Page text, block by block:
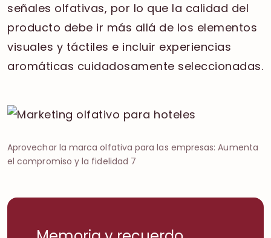
señales olfativas, por lo que la calidad del
producto debe ir más allá de los elementos
visuales y táctiles e incluir experiencias
aromáticas cuidadosamente seleccionadas.
Aprovechar la marca olfativa para las empresas: Aumenta
el compromiso y la fidelidad 7